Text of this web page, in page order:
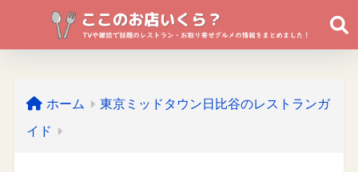
ホーム
東京ミッドタウン日比谷のレストランガ
イド